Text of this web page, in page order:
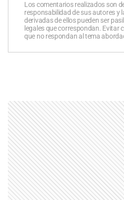
Los comentarios realizados son
responsabilidad de sus autores y
derivadas de ellos pueden ser
legales que correspondan. Evitar
que no respondan al tema